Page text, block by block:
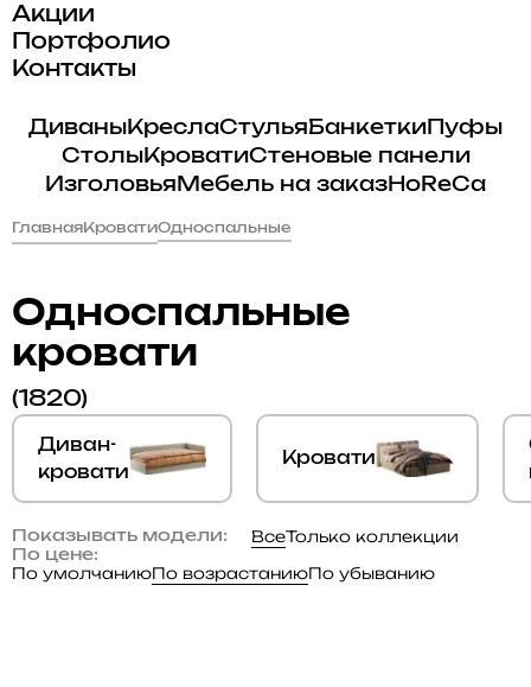
Акции
Портфолио
Контакты
ДиваныКреслаСтульяБанкеткиПуфы
СтолыКроватиСтеновые панели
Изголовья Мебель на заказHoReCa
ГлавнаяКроватиОдноспальные
Односпальные
кровати
(1820)
Диван-
кровати
Кровати
Показывать модели: ВсеТолько коллекции
По цене:
По умолчаниюПо возрастаниюПо убыванию